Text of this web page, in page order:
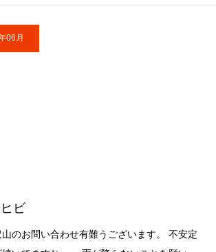
06月
ビ
のお問い合わせ有難うございます。 不安定